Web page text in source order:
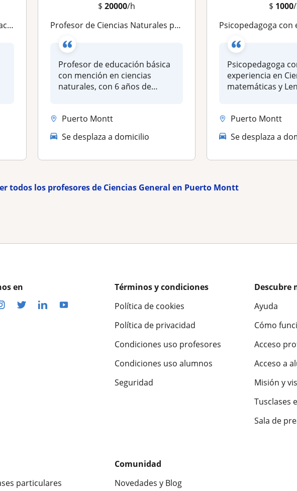
$ 20000/h
Profesor de Ciencias Naturales para segundo ciclo (5° a 8° básico)
Profesor de educación básica
con mención en ciencias
naturales, con 6 años de
Puerto Montt
Se desplaza a domicilio
$ 1000
Psicopedagoga con experiencia en Ciencias, matemáticas y Lenguaje.
Psicopedagoga
experiencia en
matemáticas y
Puerto Montt
Se desplaza a
todos los profesores de Ciencias General en Puerto Montt
en
Términos y condiciones
Política de cookies
Política de privacidad
Condiciones uso profesores
Condiciones uso alumnos
Seguridad
Descubre
Ayuda
Cómo
Acceso
Acceso a
Misión y
Tusclases
Sala de
particulares
Comunidad
Novedades y Blog